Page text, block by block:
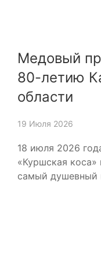
Медовый
80-летию
области
19 Июля 2026
18 июля 2026
«Куршская коса»
самый душевный